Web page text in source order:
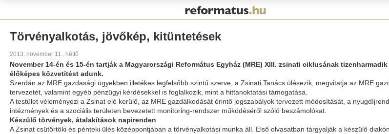
Törvényalkotás, jövőkép, kitüntetések
2013. november 11., hétfő
November 14-én és 15-én tartják a Magyarországi Református Egyház (MRE) XIII. zsinati ciklusának
élőképes közvetítést adunk.
Szerdán az MRE gazdasági ügyekben illetékes legfelsőbb szintű szerve, a Zsinati Tanács ülésezik, megvitatja az MRE
tervezetét, valamint egyéb pénzügyi kérdésekkel is foglalkozik, mint a hittanoktatási támogatása.
A testület véleményezi a Zsinat elé kerülő, az MRE gazdálkodását érintő jogszabályok tervezett módosítását, a
intézmények és a szociális területen bevezetett monitoring-rendszer működéséről szóló beszámolókat.
Készülő törvények, átalakítások napirenden
A Zsinat csütörtöki és pénteki ülés középpontjában a törvényalkotási munka áll. Első olvasatban tárgyalják a készülő